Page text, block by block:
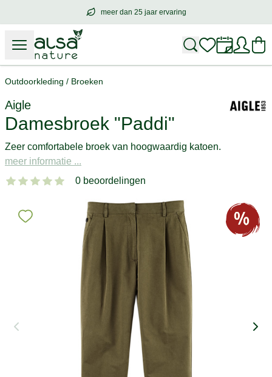
meer dan 25 jaar ervaring
meer dan25 jaar ervaring
Outdoorkleding / Broeken
Aigle
Damesbroek "Paddi"
Zeer comfortabele broek van hoogwaardig katoen.
meer informatie ...
0 beoordelingen